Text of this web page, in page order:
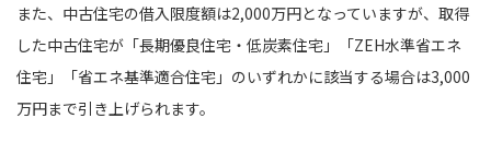
また、中古住宅の借入限度額は2,000万円となっていますが、取得
した中古住宅が「長期優良住宅・低炭素住宅」「ZEH水準省エネ
住宅」「省エネ基準適合住宅」のいずれかに該当する場合は3,000
万円まで引き上げられます。